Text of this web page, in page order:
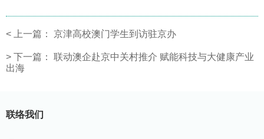
< 上一篇： 京津高校澳门学生到访驻京办
> 下一篇：
联动澳企赴京中关村推介 赋能科技与大健康产业
出海
联络我们